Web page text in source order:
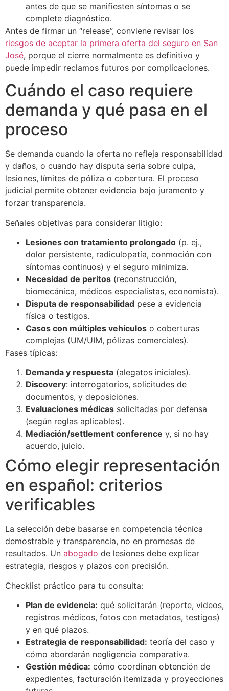
antes de que se manifiesten síntomas o se
complete diagnóstico.
Antes de firmar un “release”, conviene revisar los
riesgos de aceptar la primera oferta del seguro en San
José, porque el cierre normalmente es definitivo y
puede impedir reclamos futuros por complicaciones.
Cuándo el caso requiere
demanda y qué pasa en el
proceso
Se demanda cuando la oferta no refleja responsabilidad
y daños, o cuando hay disputa seria sobre culpa,
lesiones, límites de póliza o cobertura. El proceso
judicial permite obtener evidencia bajo juramento y
forzar transparencia.
Señales objetivas para considerar litigio:
Lesiones con tratamiento prolongado (p. ej.,
dolor persistente, radiculopatía, conmoción con
síntomas continuos) y el seguro minimiza.
Necesidad de peritos (reconstrucción,
biomecánica, médicos especialistas, economista).
Disputa de responsabilidad pese a evidencia
física o testigos.
Casos con múltiples vehículos o coberturas
complejas (UM/UIM, pólizas comerciales).
Fases típicas:
Demanda y respuesta (alegatos iniciales).
Discovery: interrogatorios, solicitudes de
documentos, y deposiciones.
Evaluaciones médicas solicitadas por defensa
(según reglas aplicables).
Mediación/settlement conference y, si no hay
acuerdo, juicio.
Cómo elegir representación
en español: criterios
verificables
La selección debe basarse en competencia técnica
demostrable y transparencia, no en promesas de
resultados. Un abogado de lesiones debe explicar
estrategia, riesgos y plazos con precisión.
Checklist práctico para tu consulta:
Plan de evidencia: qué solicitarán (reporte, videos,
registros médicos, fotos con metadatos, testigos)
y en qué plazos.
Estrategia de responsabilidad: teoría del caso y
cómo abordarán negligencia comparativa.
Gestión médica: cómo coordinan obtención de
expedientes, facturación itemizada y proyecciones